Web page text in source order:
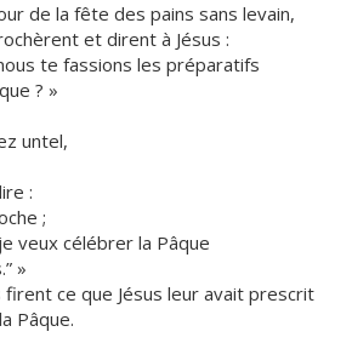
la fête des pains sans levain,
et dirent à Jésus :
te fassions les préparatifs
? »
untel,
:
;
veux célébrer la Pâque
»
ce que Jésus leur avait prescrit
Pâque.